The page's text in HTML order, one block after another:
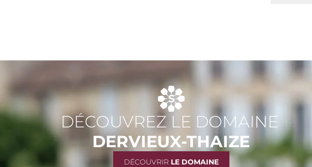
DÉCOUVREZ LE DOMAINE
DERVIEUX-THAIZE
DÉCOUVRIR LE DOMAINE